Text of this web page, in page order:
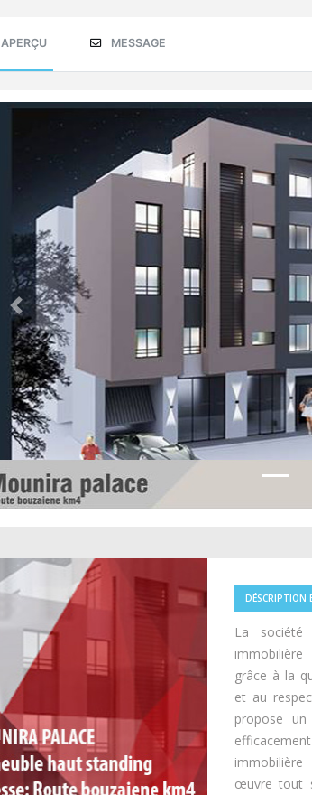
APERÇU MESSAGE
Previous
DÉSCRIPTION
La société
immobilière
grâce à la
et au
propose
immobilière
œuvre tout